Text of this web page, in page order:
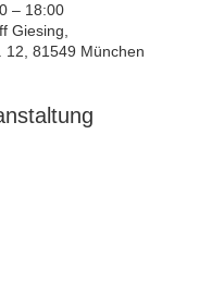
– 18:00
Giesing,
12, 81549 München